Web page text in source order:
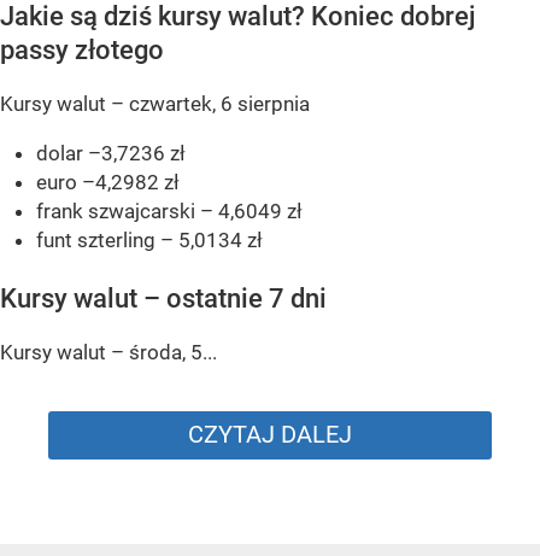
Jakie są dziś kursy walut? Koniec dobrej
passy złotego
Kursy walut – czwartek, 6 sierpnia
dolar –3,7236 zł
euro –4,2982 zł
frank szwajcarski – 4,6049 zł
funt szterling – 5,0134 zł
Kursy walut – ostatnie 7 dni
Kursy walut – środa, 5...
CZYTAJ DALEJ